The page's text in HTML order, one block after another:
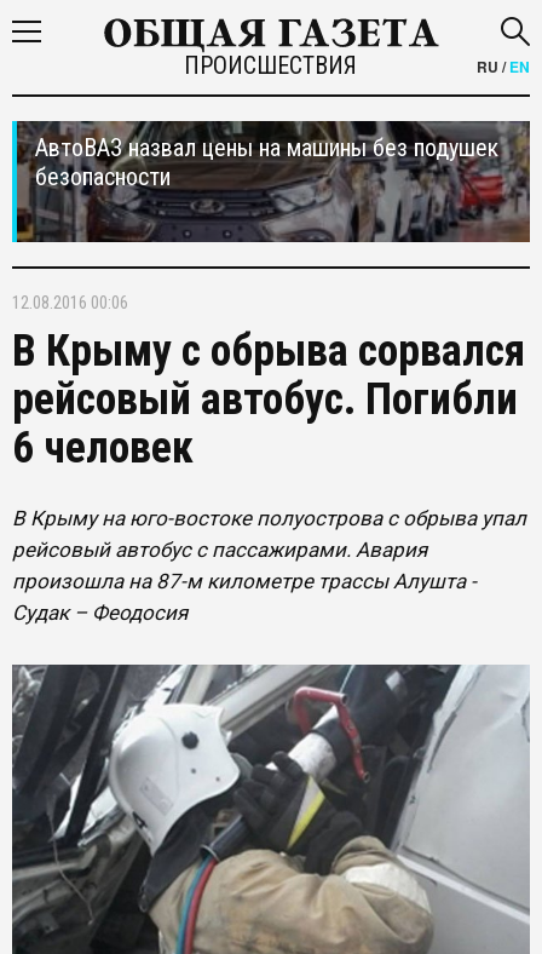
ПРОИСШЕСТВИЯ RU /EN
АвтоВАЗ назвал цены на машины без подушек
безопасности
12.08.2016 00:06
В Крыму с обрыва сорвался
рейсовый автобус. Погибли
6 человек
В Крыму на юго-востоке полуострова с обрыва упал
рейсовый автобус с пассажирами. Авария
произошла на 87-м километре трассы Алушта -
Судак – Феодосия